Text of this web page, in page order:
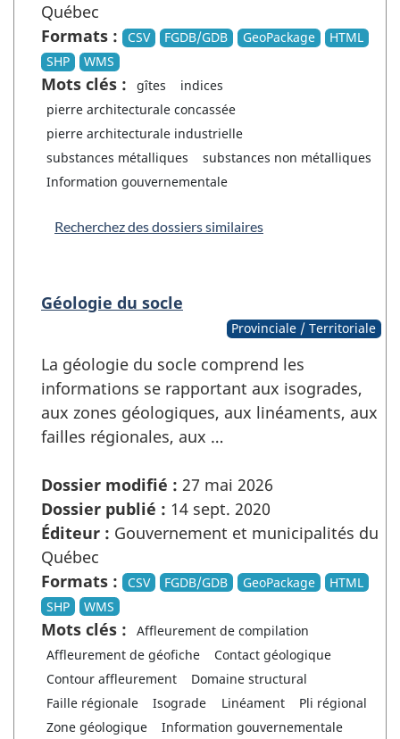
Québec
Formats :
CSV FGDB/GDB GeoPackage
HTML
SHP
WMS
Mots clés : gîtes
indices
pierre architecturale concassée
pierre architecturale industrielle
substances métalliques
substances non métalliques
Information gouvernementale
Recherchez des dossiers similaires
Géologie du socle
Provinciale / Territoriale
La géologie du socle comprend les
informations se rapportant aux isogrades,
aux zones géologiques, aux linéaments, aux
failles régionales, aux …
Dossier modifié : 27 mai 2026
Dossier publié : 14 sept. 2020
Éditeur : Gouvernement et municipalités du
Québec
Formats :
CSV FGDB/GDB GeoPackage
HTML
SHP
WMS
Mots clés :
Affleurement de compilation
Affleurement de géofiche
Contact géologique
Contour affleurement
Domaine structural
Faille régionale
Isograde Linéament
Pli régional
Zone géologique
Information gouvernementale